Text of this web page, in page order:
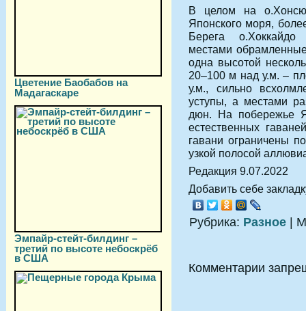
Цветение Баобабов на
Мадагаскаре
Эмпайр-стейт-билдинг –
третий по высоте небоскрёб
в США
В целом на
Японского моря,
Берега
местами
одна высотой
20–100 м над у.м. –
у.м., сильно
уступы, а местами
дюн. На побережье
естественных
гавани ограничены
узкой полосой
Редакция 9.07.2022
Добавить себе
Рубрика: Разное |
Комментарии